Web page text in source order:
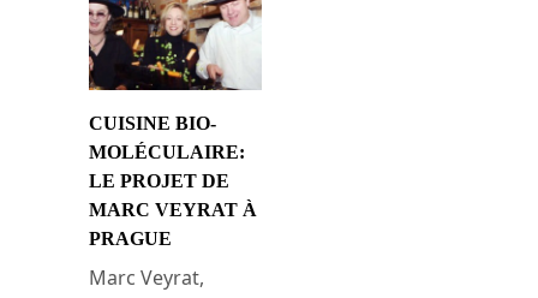
CUISINE BIO-
MOLÉCULAIRE:
LE PROJET DE
MARC VEYRAT À
PRAGUE
Marc Veyrat,